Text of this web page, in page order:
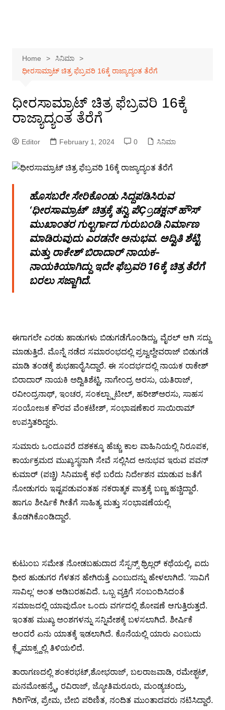
Home
ಸಿನಿಮಾ
ಧೀರಸಾಮ್ರಾಟ್ ಚಿತ್ರ ಫೆಬ್ರವರಿ 16ಕ್ಕೆ ರಾಜ್ಯಾದ್ಯಂತ ತೆರೆಗೆ
ಧೀರಸಾಮ್ರಾಟ್ ಚಿತ್ರ ಫೆಬ್ರವರಿ 16ಕ್ಕೆ
ರಾಜ್ಯಾದ್ಯಂತ ತೆರೆಗೆ
Editor February 1, 2024 0 ಸಿನಿಮಾ
ಹೊಸಬರೇ ಸೇರಿಕೊಂಡು ಸಿದ್ದಪಡಿಸಿರುವ
‘ಧೀರಸಾಮ್ರಾಟ್’ ಚಿತ್ರಕ್ಕೆ ತನ್ವಿ ಪೆÇ್ರಡಕ್ಷನ್ ಹೌಸ್
ಮುಖಾಂತರ ಗುಲ್ಬರ್ಗಾದ ಗುರುಬಂಡಿ ನಿರ್ಮಾಣ
ಮಾಡಿರುವುದು ಎರಡನೇ ಅನುಭವ. ಅದ್ವಿತಿ ಶೆಟ್ಟಿ
ಮತ್ತು ರಾಕೇಶ್ ಬಿರಾದಾರ್ ನಾಯಕ-
ನಾಯಕಿಯಾಗಿದ್ದು ಇದೇ ಫೆಬ್ರವರಿ 16ಕ್ಕೆ ಚಿತ್ರ ತೆರೆಗೆ
ಬರಲು ಸಜ್ಜಾಗಿದೆ.
ಈಗಾಗಲೇ ಎರಡು ಹಾಡುಗಳು ಬಿಡುಗಡೆಗೊಂಡಿದ್ದು, ವೈರಲ್ ಆಗಿ ಸದ್ದು
ಮಾಡುತ್ತಿದೆ. ಮೊನ್ನೆ ನಡೆದ ಸಮಾರಂಭದಲ್ಲಿ ಪ್ರಜ್ವಲ್ದೇವರಾಜ್ ಬಿಡುಗಡೆ
ಮಾಡಿ ತಂಡಕ್ಕೆ ಶುಭಹಾರೈಸಿದ್ದಾರೆ. ಈ ಸಂದರ್ಭದಲ್ಲಿ ನಾಯಕ ರಾಕೇಶ್
ಬಿರಾದಾರ್ ನಾಯಕಿ ಅದ್ವಿತಿಶೆಟ್ಟಿ, ನಾಗೇಂದ್ರ ಅರಸು, ಯತಿರಾಜ್,
ರವೀಂದ್ರನಾಥ್, ಇಂಚರ, ಸಂಕಲ್ಪ್ಪಾಟೀಲ್, ಹರೀಶ್‍ಅರಸು, ಸಾಹಸ
ಸಂಯೋಜಕ ಕೌರವ ವೆಂಕಟೇಶ್, ಸಂಭಾಷಣೆಕಾರ ಸಾಯಿರಾಮ್
ಉಪಸ್ತಿತರಿದ್ದರು.
ಸುಮಾರು ಒಂದೂವರೆ ದಶಕಕ್ಕೂ ಹೆಚ್ಚು ಕಾಲ ವಾಹಿನಿಯಲ್ಲಿ ನಿರೂಪಕ,
ಕಾರ್ಯಕ್ರಮದ ಮುಖ್ಯಸ್ಥನಾಗಿ ಸೇವೆ ಸಲ್ಲಿಸಿದ ಅನುಭವ ಇರುವ ಪವನ್
ಕುಮಾರ್ (ಪಚ್ಚಿ) ಸಿನಿಮಾಕ್ಕೆ ಕಥೆ ಬರೆದು ನಿರ್ದೇಶನ ಮಾಡುವ ಜತೆಗೆ
ನೋಡುಗರು ಇಷ್ಟಪಡುವಂತಹ ನಕರಾತ್ಮಕ ಪಾತ್ರಕ್ಕೆ ಬಣ್ಣ ಹಚ್ಚಿದ್ದಾರೆ.
ಹಾಗೂ ಶೀರ್ಷಿಕೆ ಗೀತೆಗೆ ಸಾಹಿತ್ಯ ಮತ್ತು ಸಂಭಾಷಣೆಯಲ್ಲಿ
ತೊಡಗಿಕೊಂಡಿದ್ದಾರೆ.
ಕುಟುಂಬ ಸಮೇತ ನೋಡಬಹುದಾದ ಸೆಸ್ಪನ್ಸ್ ಥ್ರಿಲ್ಲರ್ ಕಥೆಯಲ್ಲಿ, ಐದು
ಧೀರ ಹುಡುಗರ ಗೆಳತನ ಹೇಗಿರುತ್ತೆ ಎಂಬುದನ್ನು ಹೇಳಲಾಗಿದೆ. ‘ಸಾವಿಗೆ
ಸಾವಿಲ್ಲ’ ಅಂತ ಅಡಿಬರಹವಿದೆ. ಒಬ್ಬ ವ್ಯಕ್ತಿಗೆ ಸಂಬಂದಿಸಿದಂತೆ
ಸಮಾಜದಲ್ಲಿ ಯಾವುದೋ ಒಂದು ವರ್ಗದಲ್ಲಿ ಶೋಷಣೆ ಆಗುತ್ತಿರುತ್ತದೆ.
ಇಂತಹ ಮುಖ್ಯ ಅಂಶಗಳನ್ನು ಸನ್ನಿವೇಶಕ್ಕೆ ಬಳಸಲಾಗಿದೆ. ಶೀರ್ಷಿಕೆ
ಅಂದರೆ ಏನು ಯಾತಕ್ಕೆ ಇಡಲಾಗಿದೆ. ಕೊನೆಯಲ್ಲಿ ಯಾರು ಎಂಬುದು
ಕ್ಲೈಮಾಕ್ಸ್ದಲ್ಲಿ ತಿಳಿಯಲಿದೆ.
ತಾರಾಗಣದಲ್ಲಿ ಶಂಕರಭಟ್,ಶೋಭರಾಜ್, ಬಲರಾಜವಾಡಿ, ರಮೇಶ್ಭಟ್,
ಮನಮೋಹನ್ರೈ, ರವಿರಾಜ್, ಜ್ಯೋತಿಮರೂರು, ಮಂಡ್ಯಚಂದ್ರು,
ಗಿರಿಗೌಡ, ಪ್ರೇಮ, ಬೇಬಿ ಪರಿಣಿತ, ನಂದಿತ ಮುಂತಾದವರು ನಟಿಸಿದ್ದಾರೆ.